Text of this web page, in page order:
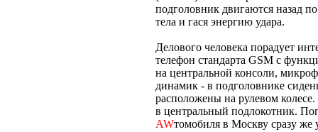
подголовник двигаются назад
тела и гася энергию удара.
Делового человека порадует
телефон стандарта GSM с
на центральной консоли,
динамик - в подголовнике
расположены на рулевом
в центральный подлокотник.
AWтомобиля в Москву сразу же